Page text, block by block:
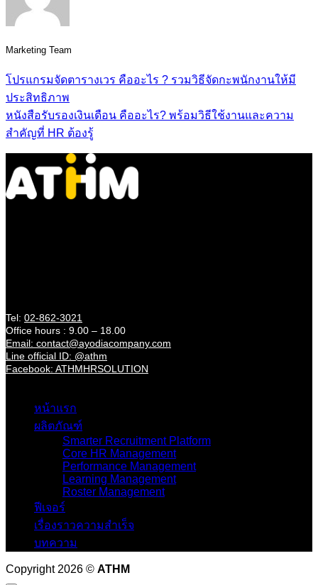
Marketing Team
โปรแกรมจัดตารางเวร คืออะไร ? รวมวิธีจัดกะพนักงานให้มี
ประสิทธิภาพ
หนังสือรับรองเงินเดือน คืออะไร? พร้อมวิธีใช้งานและความ
สำคัญที่ HR ต้องรู้
Tel: 02-862-3021
Office hours : 9.00 – 18.00
Email: contact@ayodiacompany.com
Line official ID: @athm
Facebook: ATHMHRSOLUTION
หน้าแรก
ผลิตภัณฑ์
Smarter Recruitment Platform
Core HR Management
Performance Management
Learning Management
Roster Management
ฟีเจอร์
เรื่องราวความสำเร็จ
บทความ
Copyright 2026 © ATHM